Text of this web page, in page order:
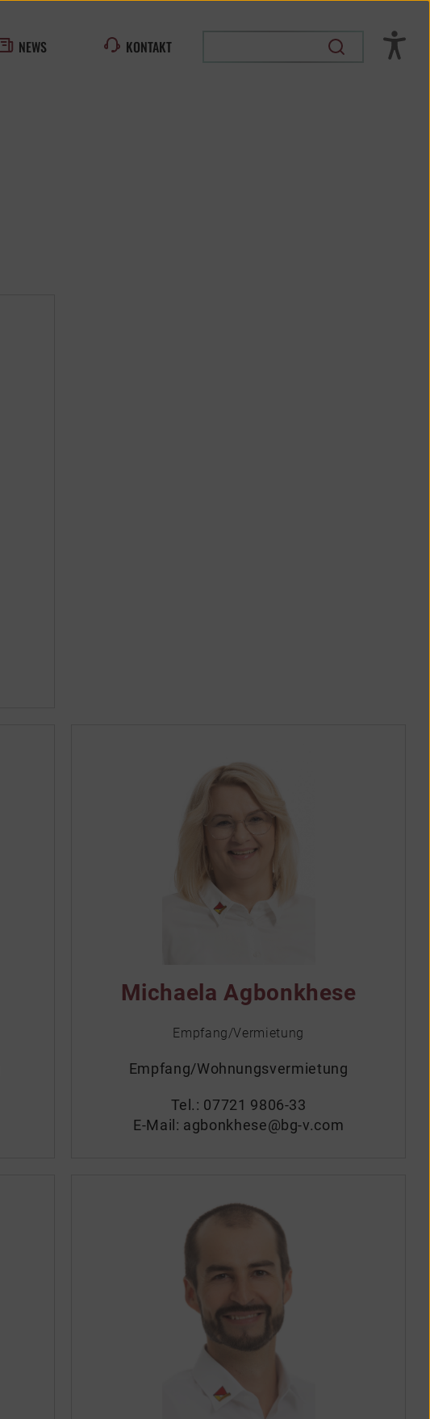
NEWS KONTAKT
Michaela Agbonkhese
Empfang/Vermietung
Empfang/Wohnungsvermietung
Tel.: 07721 9806-33
E-Mail: agbonkhese@bg-v.com